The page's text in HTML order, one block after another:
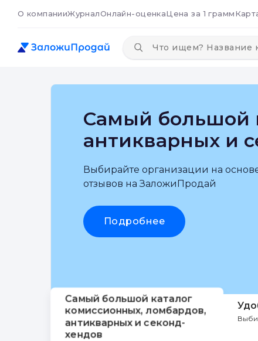
О компанииЖурналОнлайн-оценкаЦена за 1 грамм
Самый большой
антикварных и
Выбирайте организации на
отзывов на ЗаложиПродай
Подробнее
Самый большой каталог
комиссионных, ломбардов,
антикварных и секонд-
хендов